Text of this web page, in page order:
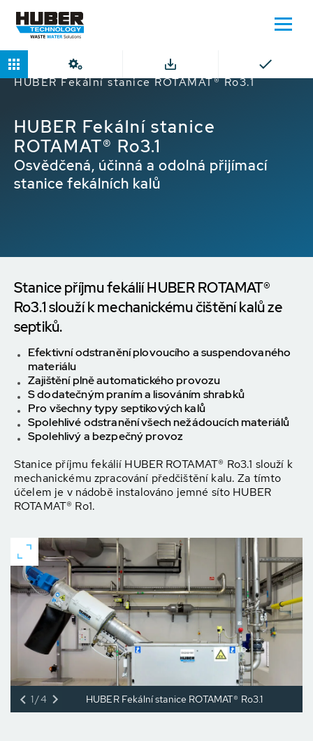
Domů Produkty
Stanice příjmu fekálií
HUBER Fekální stanice ROTAMAT® Ro3.1
HUBER Fekální stanice
ROTAMAT® Ro3.1
Osvědčená, účinná a odolná přijímací
stanice fekálních kalů
Stanice příjmu fekálií HUBER ROTAMAT®
Ro3.1 slouží k mechanickému čištění kalů ze
septiků.
Efektivní odstranění plovoucího a suspendovaného
materiálu
Zajištění plně automatického provozu
S dodatečným praním a lisováním shrabků
Pro všechny typy septikových kalů
Spolehlivé odstranění všech nežádoucích materiálů
Spolehlivý a bezpečný provoz
Stanice příjmu fekálií HUBER ROTAMAT® Ro3.1 slouží k
mechanickému zpracování předčištění kalu. Za tímto
účelem je v nádobě instalováno jemné síto HUBER
ROTAMAT® Ro1.
HUBER Fekální stanice ROTAMAT® Ro3.1
1/4